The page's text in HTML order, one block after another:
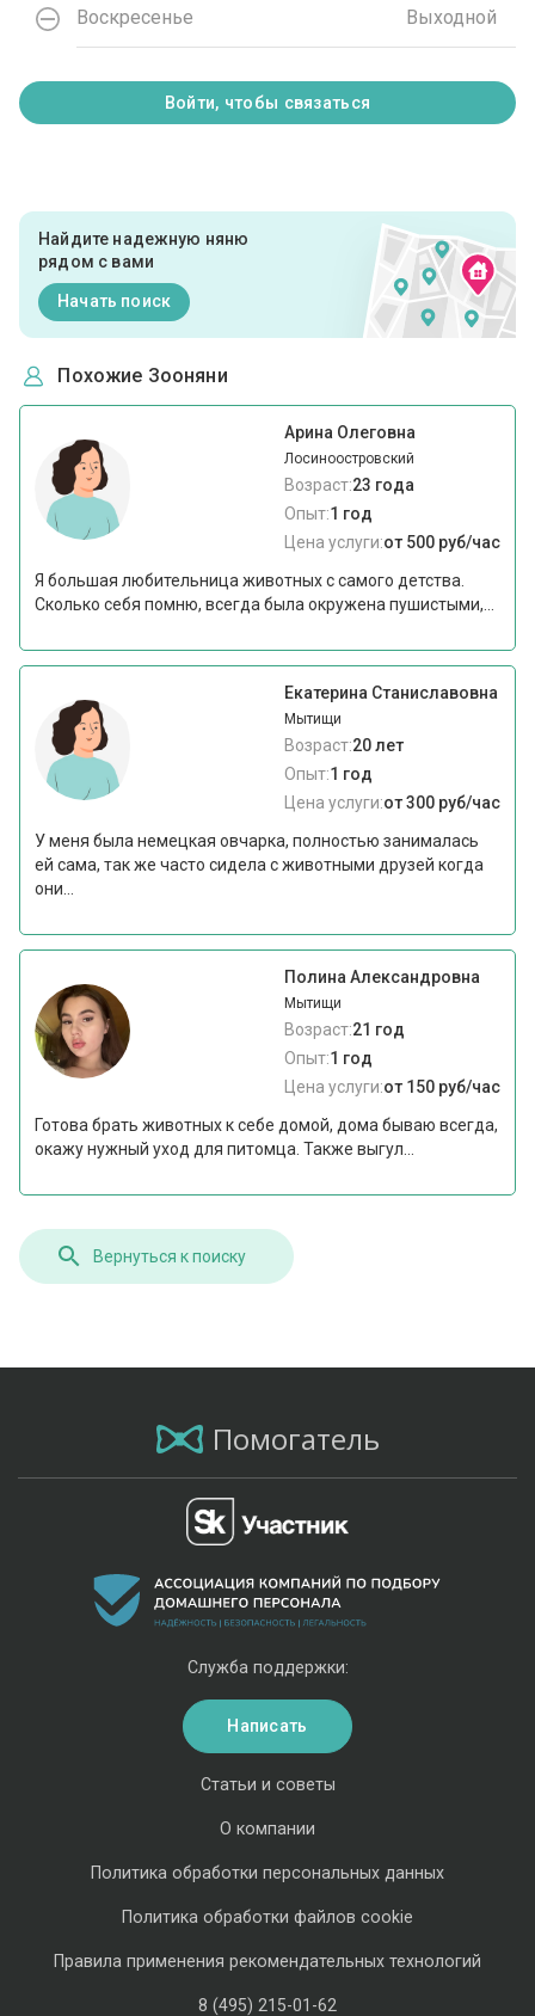
Воскресенье Выходной
Войти, чтобы связаться
Найдите надежную няню
рядом с вами
Начать поиск
Похожие Зооняни
Арина Олеговна
Лосиноостровский
Возраст:23 года
Опыт:1 год
Цена услуги:от 500 руб/час
Я большая любительница животных с самого детства.
Сколько себя помню, всегда была окружена пушистыми,...
Екатерина Станиславовна
Мытищи
Возраст:20 лет
Опыт:1 год
Цена услуги:от 300 руб/час
У меня была немецкая овчарка, полностью занималась
ей сама, так же часто сидела с животными друзей когда
они...
Полина Александровна
Мытищи
Возраст:21 год
Опыт:1 год
Цена услуги:от 150 руб/час
Готова брать животных к себе домой, дома бываю всегда,
окажу нужный уход для питомца. Также выгул...
Вернуться к поиску
Помогатель
Статьи и советы
О компании
Политика обработки персональных данных
Политика обработки файлов cookie
Правила применения рекомендательных технологий
8 (495) 215-01-62
Служба поддержки:
Написать